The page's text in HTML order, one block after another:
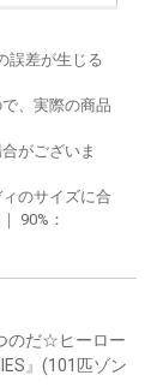
誤差が生じる
、実際の商品
がございま
のサイズに合
90%：
のだ☆ヒーロー
』(101匹ゾン